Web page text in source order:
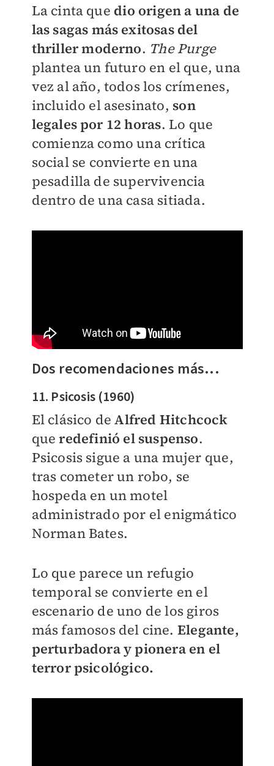
La cinta que dio origen a una de
las sagas más exitosas del
thriller moderno. The Purge
plantea un futuro en el que, una
vez al año, todos los crímenes,
incluido el asesinato, son
legales por 12 horas. Lo que
comienza como una crítica
social se convierte en una
pesadilla de supervivencia
dentro de una casa sitiada.
Dos recomendaciones más...
11. Psicosis (1960)
El clásico deAlfred Hitchcock
queredefinió el suspenso.
Psicosis sigue a una mujer que,
tras cometer un robo, se
hospeda en un motel
administrado por el enigmático
Norman Bates.
Lo que parece un refugio
temporal se convierte en el
escenario de uno de los giros
más famosos del cine. Elegante,
perturbadora y pionera en el
terror psicológico.